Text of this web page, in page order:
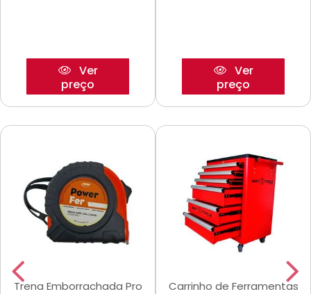
Ver
preço
Ver
preço
Trena Emborrachada Pro
Carrinho de Ferramentas